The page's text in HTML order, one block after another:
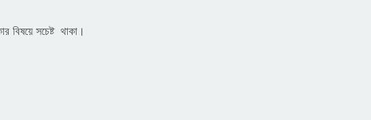
বিষয়ে সচেষ্ট থাকা।